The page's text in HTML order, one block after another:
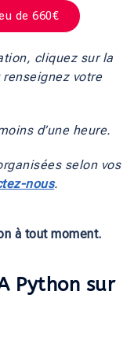
de 660€
cliquez sur la
votre
d’une heure.
selon vos
nous.
à tout moment.
Python sur